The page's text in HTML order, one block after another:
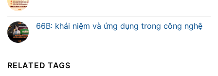
66B: khái niệm và ứng dụng trong công nghệ
RELATED TAGS